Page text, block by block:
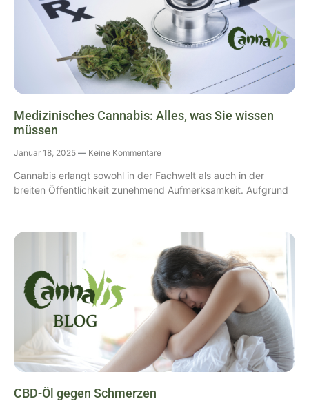
Medizinisches Cannabis: Alles, was Sie wissen
müssen
Januar 18, 2025 Keine Kommentare
Cannabis erlangt sowohl in der Fachwelt als auch in der
breiten Öffentlichkeit zunehmend Aufmerksamkeit. Aufgrund
CBD-Öl gegen Schmerzen